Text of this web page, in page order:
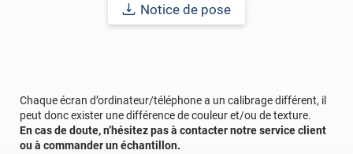
Afin de vous rendre compte de la qualité et de son rendu
Notice de pose
Chaque écran d’ordinateur/téléphone a un calibrage différent, il
peut donc exister une différence de couleur et/ou de texture.
En cas de doute, n’hésitez pas à contacter notre service client
ou à commander un échantillon.